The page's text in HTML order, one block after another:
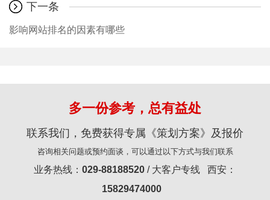
下一条
影响网站排名的因素有哪些
多一份参考，总有益处
联系我们，免费获得专属《策划方案》及报价
咨询相关问题或预约面谈，可以通过以下方式与我们联系
业务热线： 029-88188520 / 大客户专线 西安：
15829474000